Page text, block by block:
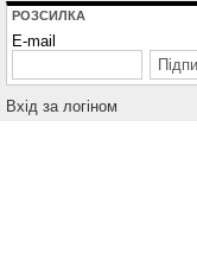
РОЗСИЛКА
E-mail
Вхiд за логiном